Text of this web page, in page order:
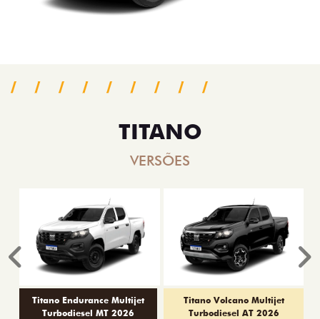
TITANO
VERSÕES
Titano Endurance Multijet
Turbodiesel MT 2026
Titano Volcano Multijet
Turbodiesel AT 2026
Anterior